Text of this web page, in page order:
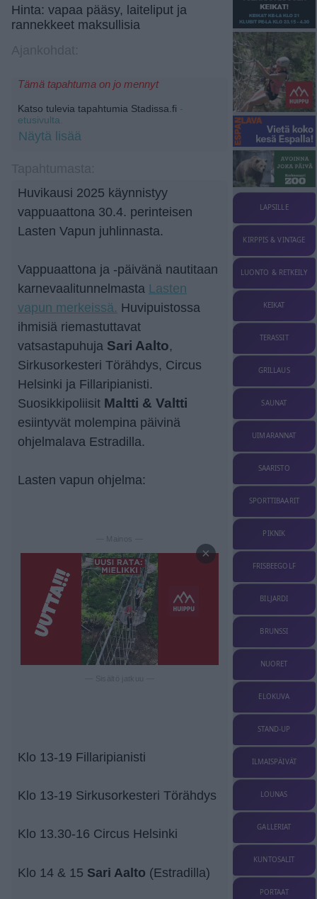
Hinta: vapaa pääsy, laiteliput ja
rannekkeet maksullisia
Tämä tapahtuma on jo mennyt
Katso tulevia tapahtumia Stadissa.fi -
etusivulta.
Näytä lisää
Huvikausi 2025 käynnistyy
vappuaattona 30.4. perinteisen
Lasten Vapun juhlinnasta.
Vappuaattona ja -päivänä nautitaan
karnevaalitunnelmasta Lasten
vapun merkeissä. Huvipuistossa
ihmisiä riemastuttavat
vatsastapuhuja Sari Aalto,
Sirkusorkesteri Törähdys, Circus
Helsinki ja Fillaripianisti.
Suosikkipoliisit Maltti & Valtti
esiintyvät molempina päivinä
ohjelmalava Estradilla.
Lasten vapun ohjelma:
— Mainos —
×
Klo 13-19 Fillaripianisti
Klo 13-19 Sirkusorkesteri Törähdys
Klo 13.30-16 Circus Helsinki
Klo 14 & 15 Sari Aalto (Estradilla)
LAPSILLE
KIRPPIS & VINTAGE
LUONTO & RETKEILY
KEIKAT
TERASSIT
GRILLAUS
SAUNAT
UIMARANNAT
SAARISTO
SPORTTIBAARIT
PIKNIK
FRISBEEGOLF
BILJARDI
BRUNSSI
NUORET
ELOKUVA
STAND-UP
ILMAISPÄIVÄT
LOUNAS
GALLERIAT
KUNTOSALIT
PORTAAT